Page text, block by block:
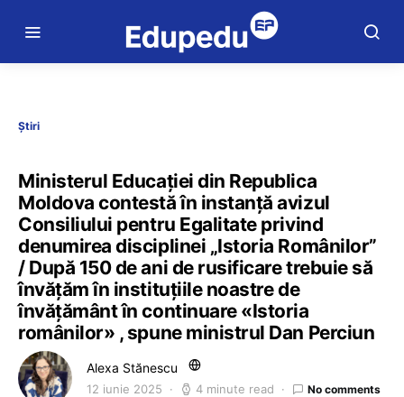
Știri
Ministerul Educației din Republica
Moldova contestă în instanță avizul
Consiliului pentru Egalitate privind
denumirea disciplinei „Istoria Românilor”
/ După 150 de ani de rusificare trebuie să
învățăm în instituțiile noastre de
învățământ în continuare «Istoria
românilor» , spune ministrul Dan Perciun
Alexa Stănescu
12 iunie 2025 4 minute read No comments